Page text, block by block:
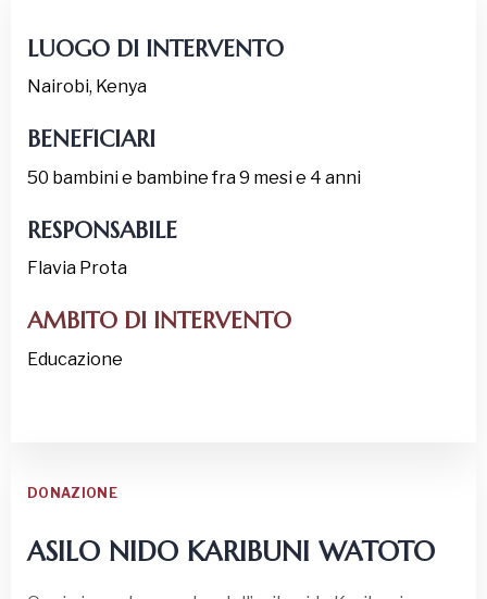
LUOGO DI INTERVENTO
Nairobi, Kenya
BENEFICIARI
50 bambini e bambine fra 9 mesi e 4 anni
RESPONSABILE
Flavia Prota
AMBITO DI INTERVENTO
Educazione
DONAZIONE
ASILO NIDO KARIBUNI WATOTO